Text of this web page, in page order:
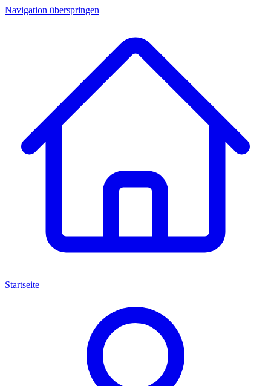
Navigation überspringen
Startseite